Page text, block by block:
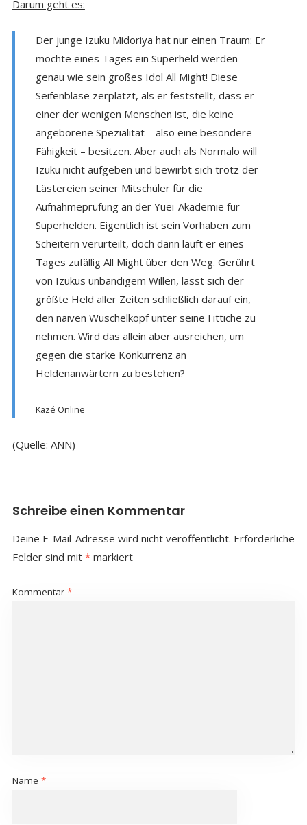
Darum geht es:
Der junge Izuku Midoriya hat nur einen Traum: Er
möchte eines Tages ein Superheld werden –
genau wie sein großes Idol All Might! Diese
Seifenblase zerplatzt, als er feststellt, dass er
einer der wenigen Menschen ist, die keine
angeborene Spezialität – also eine besondere
Fähigkeit – besitzen. Aber auch als Normalo will
Izuku nicht aufgeben und bewirbt sich trotz der
Lästereien seiner Mitschüler für die
Aufnahmeprüfung an der Yuei-Akademie für
Superhelden. Eigentlich ist sein Vorhaben zum
Scheitern verurteilt, doch dann läuft er eines
Tages zufällig All Might über den Weg. Gerührt
von Izukus unbändigem Willen, lässt sich der
größte Held aller Zeiten schließlich darauf ein,
den naiven Wuschelkopf unter seine Fittiche zu
nehmen. Wird das allein aber ausreichen, um
gegen die starke Konkurrenz an
Heldenanwärtern zu bestehen?
Kazé Online
(Quelle: ANN)
Schreibe einen Kommentar
Deine E-Mail-Adresse wird nicht veröffentlicht. Erforderliche
Felder sind mit *markiert
Kommentar *
Name *